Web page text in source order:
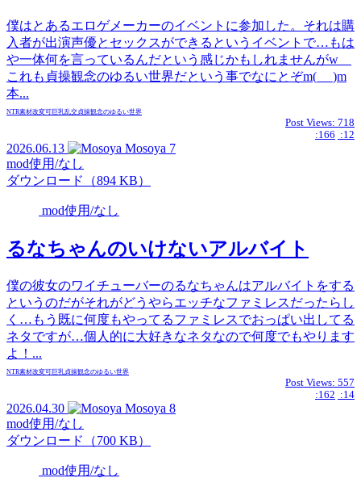
僕はとあるエロゲメーカーのイベントに参加した。それは購
入者が出演声優とセックスができるというイベントで…もは
や一体何を言っているんだという感じかもしれませんがw
これも貞操観念のゆるい世界だという事でなにとぞm(_ _)m
本...
NTR素材改変可巨乳 乱交貞操観念のゆるい世界
Post Views: 718
:166 :12
2026.06.13 Mosoya 7
mod使用/なし
ダウンロード（894 KB）
mod使用/なし
るなちゃんのいけないアルバイト
僕の彼女のワイチューバーのるなちゃんはアルバイトをする
というのだがそれがどうやらエッチなファミレスだったらし
く…もう既に何度もやってるファミレスでおっぱい出してる
ネタですが…個人的に大好きなネタなので何度でもやります
よ！...
NTR素材改変可巨乳 貞操観念のゆるい世界
Post Views: 557
:162 :14
2026.04.30 Mosoya 8
mod使用/なし
ダウンロード（700 KB）
mod使用/なし